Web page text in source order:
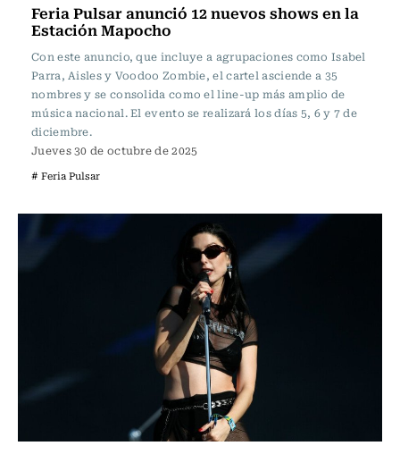
Feria Pulsar anunció 12 nuevos shows en la
Estación Mapocho
Con este anuncio, que incluye a agrupaciones como Isabel
Parra, Aisles y Voodoo Zombie, el cartel asciende a 35
nombres y se consolida como el line-up más amplio de
música nacional. El evento se realizará los días 5, 6 y 7 de
diciembre.
Jueves 30 de octubre de 2025
# Feria Pulsar